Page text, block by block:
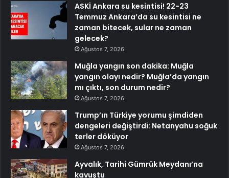
ASKİ Ankara su kesintisi! 22-23
Temmuz Ankara’da su kesintisi ne
zaman bitecek, sular ne zaman
gelecek?
Ağustos 7, 2026
Muğla yangın son dakika: Muğla
yangın olayı nedir? Muğla’da yangın
mı çıktı, son durum nedir?
Ağustos 7, 2026
Trump’ın Türkiye yorumu şimdiden
dengeleri değiştirdi: Netanyahu soğuk
terler döküyor
Ağustos 7, 2026
Ayvalık, Tarihi Gümrük Meydanı’na
kavuştu